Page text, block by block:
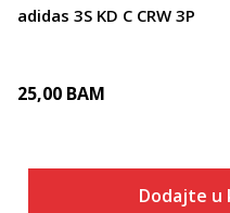
adidas 3S KD C CRW 3P
25,00 BAM
Dodajte u